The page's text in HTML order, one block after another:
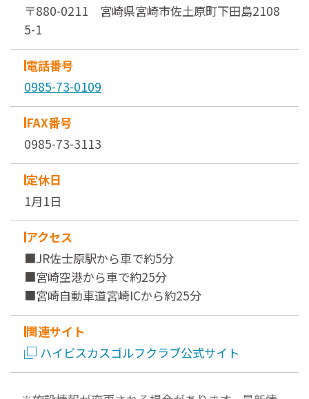
〒880-0211 宮崎県宮崎市佐土原町下田島2108
5-1
電話番号
0985-73-0109
FAX番号
0985-73-3113
定休日
1月1日
アクセス
■JR佐士原駅から車で約5分
■宮崎空港から車で約25分
■宮崎自動車道宮崎ICから約25分
関連サイト
ハイビスカスゴルフクラブ公式サイト